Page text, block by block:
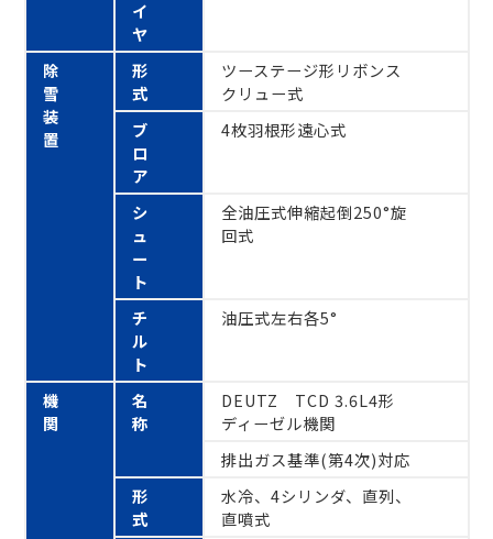
イ
ヤ
除
雪
装
置
形
式
ツーステージ形リボンス
クリュー式
ブ
ロ
ア
4枚羽根形遠心式
シ
ュ
ー
ト
全油圧式伸縮起倒250°旋
回式
チ
ル
ト
油圧式左右各5°
機
関
名
称
DEUTZ TCD 3.6L4形
ディーゼル機関
排出ガス基準(第4次)対応
形
式
水冷、4シリンダ、直列、
直噴式